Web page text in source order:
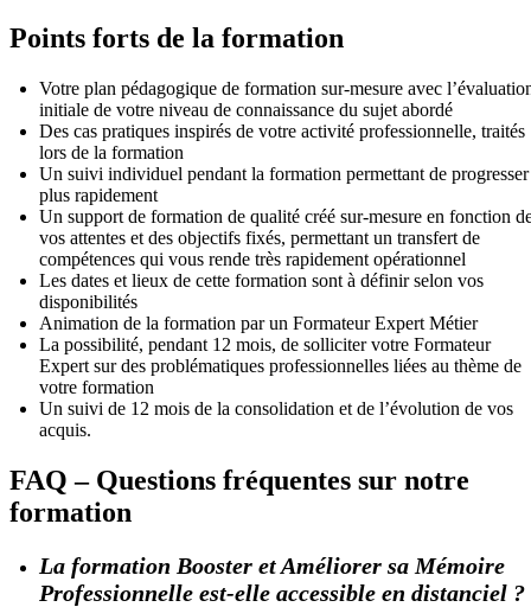
Points forts de la formation
Votre plan pédagogique de formation sur-mesure avec
initiale de votre niveau de connaissance du sujet abordé
Des cas pratiques inspirés de votre activité professionnelle, traités
lors de la formation
Un suivi individuel pendant la formation permettant de progresser
plus rapidement
Un support de formation de qualité créé sur-mesure en fonction
vos attentes et des objectifs fixés, permettant un transfert de
compétences qui vous rende très rapidement opérationnel
Les dates et lieux de cette formation sont à définir selon vos
disponibilités
Animation de la formation par un Formateur Expert Métier
La possibilité, pendant 12 mois, de solliciter votre Formateur
Expert sur des problématiques professionnelles liées au thème de
votre formation
Un suivi de 12 mois de la consolidation et de l’évolution de vos
acquis.
FAQ – Questions fréquentes sur notre
formation
La formation Booster et Améliorer sa Mémoire
Professionnelle est-elle accessible en distanciel ?